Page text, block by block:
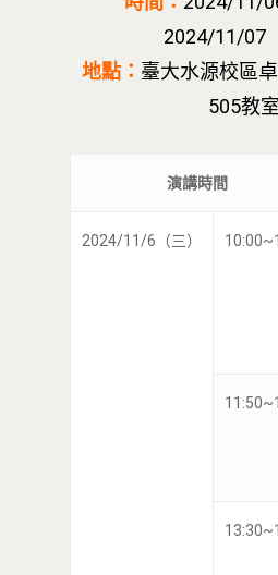
2024/11/07
地點： 臺大水源校區
505教室
演講時間
2024/11/6（三）